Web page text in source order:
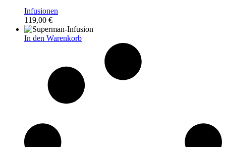
Infusionen
119,00 €
In den Warenkorb